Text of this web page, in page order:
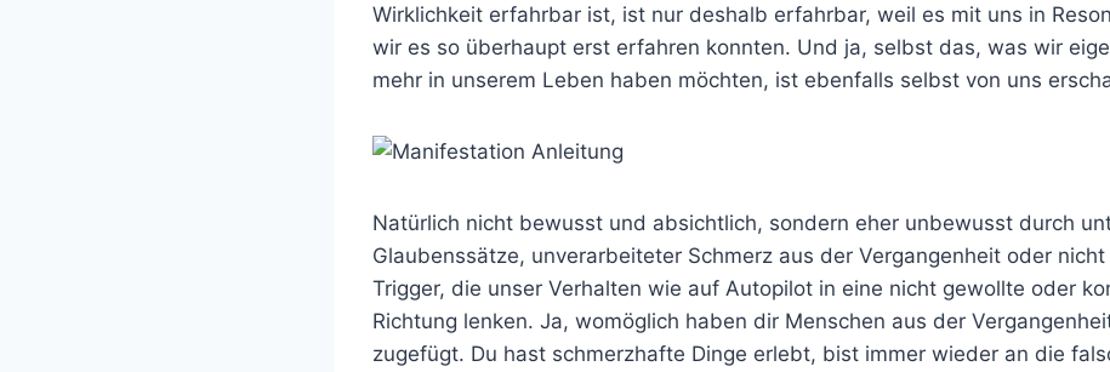
Wirklichkeit erfahrbar ist, ist nur deshalb erfahrbar, weil es mit uns in
wir es so überhaupt erst erfahren konnten. Und ja, selbst das, was wir
mehr in unserem Leben haben möchten, ist ebenfalls selbst von uns
Natürlich nicht bewusst und absichtlich, sondern eher unbewusst durch
Glaubenssätze, unverarbeiteter Schmerz aus der Vergangenheit oder
Trigger, die unser Verhalten wie auf Autopilot in eine nicht gewollte oder
Richtung lenken. Ja, womöglich haben dir Menschen aus der
zugefügt. Du hast schmerzhafte Dinge erlebt, bist immer wieder an die